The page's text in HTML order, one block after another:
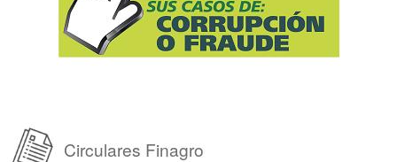
Circulares Finagro